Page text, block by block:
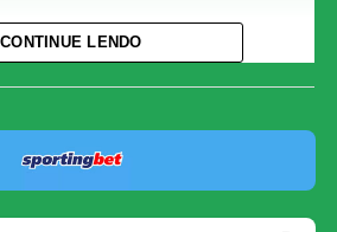
chegou aos 29 pontos e
colocação, três atrás do Bahia, que
pelo equilíbrio e pela forte
CONTINUE LENDO